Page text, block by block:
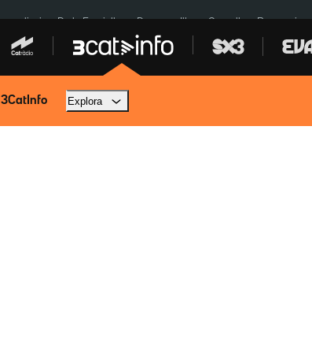
eclipsi De la Espriella Dos anys Illa Granollers Paraguai
3CatInfo Explora